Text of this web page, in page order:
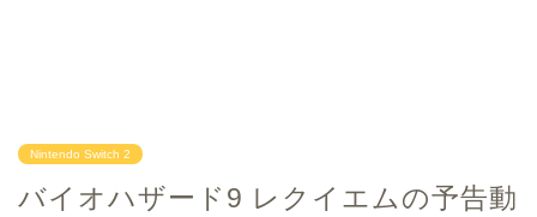
Nintendo Switch 2
バイオハザード9 レクイエムの予告動